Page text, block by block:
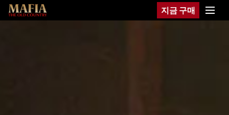
지금 구매